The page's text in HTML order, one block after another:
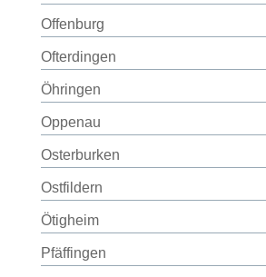
Offenburg
Ofterdingen
Öhringen
Oppenau
Osterburken
Ostfildern
Ötigheim
Pfäffingen